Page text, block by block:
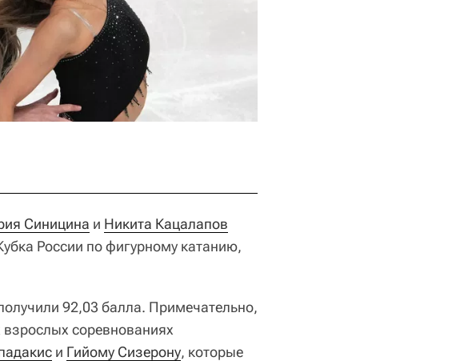
Синицина и Никита Кацалапов
России по фигурному катанию,
92,03 балла. Примечательно,
соревнованиях
и Гийому Сизерону, которые